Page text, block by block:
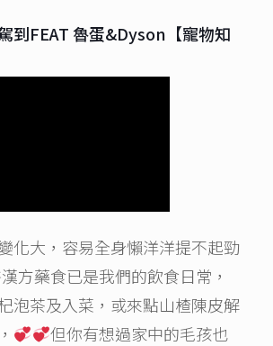
到FEAT 魯蛋&Dyson【寵物知
化大，容易全身懶洋洋提不起勁
方藥食已是我們的飲食日常，
泡茶及入菜，或來點山楂陳皮解
但你有想過家中的毛孩也